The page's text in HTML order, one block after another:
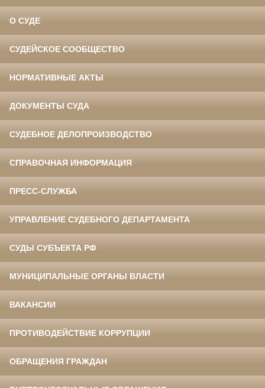
О СУДЕ
СУДЕЙСКОЕ СООБЩЕСТВО
НОРМАТИВНЫЕ АКТЫ
ДОКУМЕНТЫ СУДА
СУДЕБНОЕ ДЕЛОПРОИЗВОДСТВО
СПРАВОЧНАЯ ИНФОРМАЦИЯ
ПРЕСС-СЛУЖБА
УПРАВЛЕНИЕ СУДЕБНОГО ДЕПАРТАМЕНТА
СУДЫ СУБЪЕКТА РФ
МУНИЦИПАЛЬНЫЕ ОРГАНЫ ВЛАСТИ
ВАКАНСИИ
ПРОТИВОДЕЙСТВИЕ КОРРУПЦИИ
ОБРАЩЕНИЯ ГРАЖДАН